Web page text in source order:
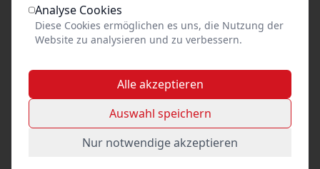
Link kopieren
X (vormals Twitter)
WhatsApp
Analyse Cookies
Diese Cookies ermöglichen es uns, die Nutzung der
Website zu analysieren und zu verbessern.
Alle akzeptieren
Auswahl speichern
Nur notwendige akzeptieren